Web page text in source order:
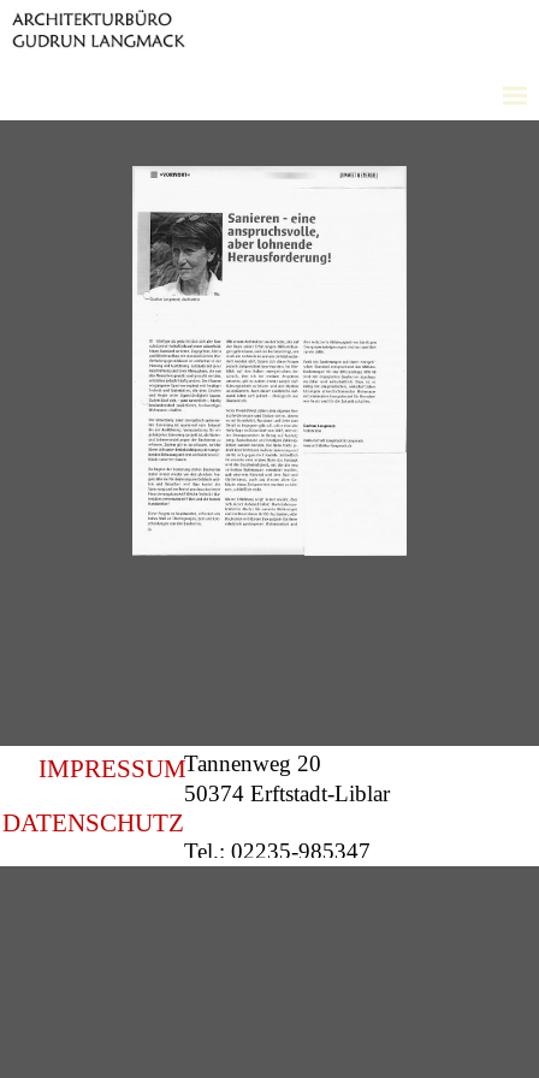
Tannenweg 20
50374 Erftstadt-Liblar
Tel.: 02235-985347
IMPRESSUM
DATENSCHUTZ